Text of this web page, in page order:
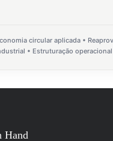
circular aplicada •
• Estruturação operacional
Hand